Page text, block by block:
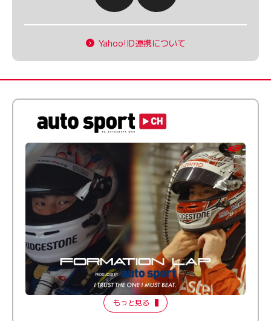
Yahoo!ID連携について
倒す相手を、信じてる。小林利徠斗 × 野村勇斗
【FORMATION LAP Produced by auto sport】
2026 Episode 2
もっと見る